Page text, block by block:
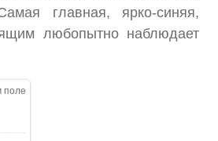
главная, ярко-синяя,
любопытно наблюдает